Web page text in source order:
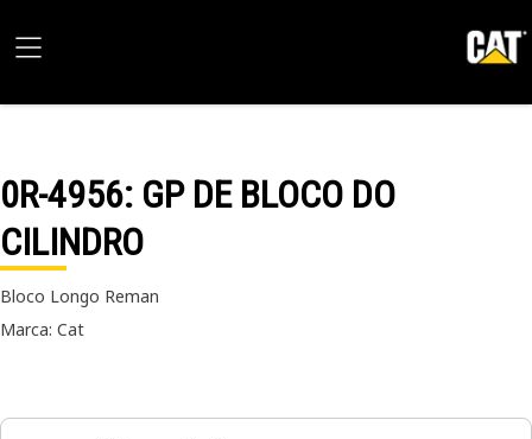
0R-4956: GP DE BLOCO DO
CILINDRO
Bloco Longo Reman
Marca: Cat